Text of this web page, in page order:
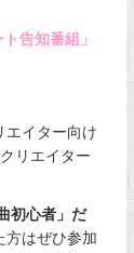
告知番組」
エイター向け
リエイター
初心者」だ
方はぜひ参加